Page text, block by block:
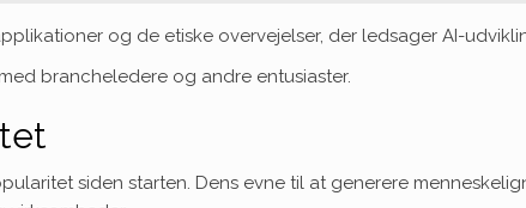
og de etiske overvejelser, der ledsager AI-
brancheledere og andre entusiaster.
siden starten. Dens evne til at generere